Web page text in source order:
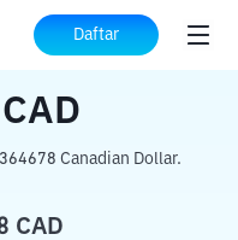
Daftar
ke CAD
CAD
Canadian Dollar.
CAD